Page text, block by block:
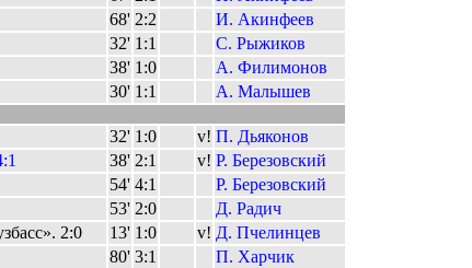
68' 2:2
И. Акинфеев
32' 1:1
С. Рыжиков
38' 1:0
А. Филимонов
30' 1:1 А. Малышев
32' 1:0 v! П. Дьяконов
38' 2:1 v! Р. Березовский
54' 4:1
Р. Березовский
53' 2:0
Д. Радич
2:0 13' 1:0 v! Д. Пчелинцев
80' 3:1
П. Харчик